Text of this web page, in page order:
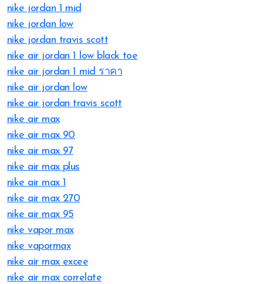
nike jordan 1 mid
nike jordan low
nike jordan travis scott
nike air jordan 1 low black toe
nike air jordan 1 mid ราคา
nike air jordan low
nike air jordan travis scott
nike air max
nike air max 90
nike air max 97
nike air max plus
nike air max 1
nike air max 270
nike air max 95
nike vapor max
nike vapormax
nike air max excee
nike air max correlate